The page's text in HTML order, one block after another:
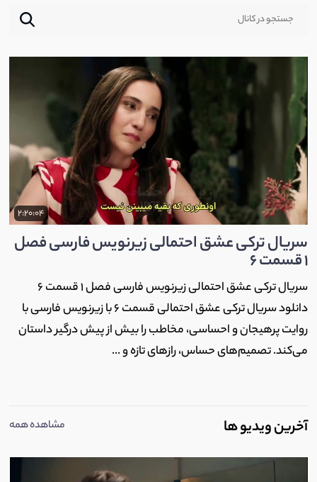
2:20:04
سریال ترکی عشق احتمالی زیرنویس فارسی فصل
1 قسمت 6
سریال ترکی عشق احتمالی زیرنویس فارسی فصل 1 قسمت 6
دانلود سریال ترکی عشق احتمالی قسمت 6 با زیرنویس فارسی با
روایت پرهیجان و احساسی، مخاطب را بیش از پیش درگیر داستان
می‌کند. تصمیم‌های حساس، رازهای تازه و ...
آخرین ویدیو ها مشاهده همه